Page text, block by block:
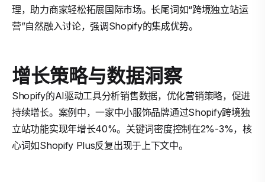
理，助力商家轻松拓展国际市场。长尾词如“跨境独立站运
营”自然融入讨论，强调Shopify的集成优势。
增长策略与数据洞察
Shopify的AI驱动工具分析销售数据，优化营销策略，促进
持续增长。案例中，一家中小服饰品牌通过Shopify跨境独
立站功能实现年增长40%。关键词密度控制在2%-3%，核
心词如Shopify Plus反复出现于上下文中。